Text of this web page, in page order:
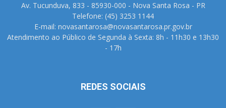
Av. Tucunduva, 833 - 85930-000 - Nova Santa Rosa - PR
Telefone: (45) 3253 1144
E-mail: novasantarosa@novasantarosa.pr.gov.br
Atendimento ao Público de Segunda à Sexta: 8h - 11h30 e 13h30
- 17h
REDES SOCIAIS